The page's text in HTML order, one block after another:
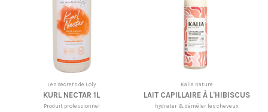
Les secrets de Loly
KURL NECTAR 1L
Produit professionnel
Kalia nature
LAIT CAPILLAIRE À L'HIBISCUS
hydrater & démêler les cheveux